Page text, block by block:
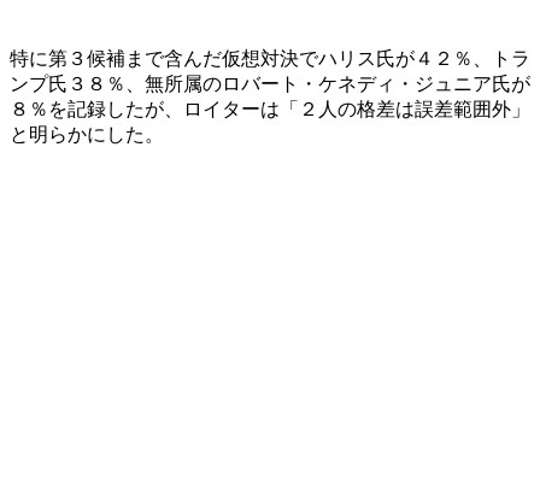
特に第３候補まで含んだ仮想対決でハリス氏が４２％、トラ
ンプ氏３８％、無所属のロバート・ケネディ・ジュニア氏が
８％を記録したが、ロイターは「２人の格差は誤差範囲外」
と明らかにした。